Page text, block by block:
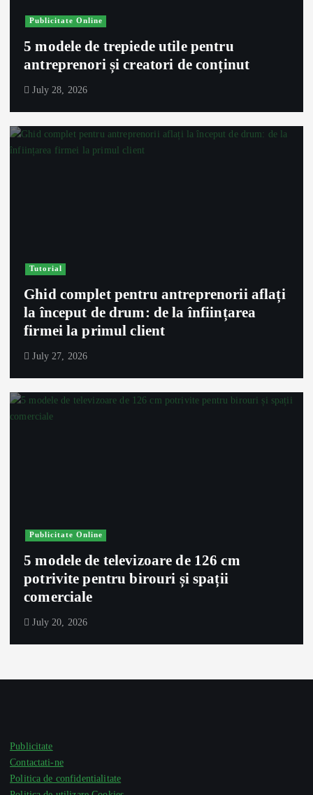
Publicitate Online
5 modele de trepiede utile pentru
antreprenori și creatori de conținut
July 28, 2026
Tutorial
Ghid complet pentru antreprenorii aflați
la început de drum: de la înființarea
firmei la primul client
July 27, 2026
Publicitate Online
5 modele de televizoare de 126 cm
potrivite pentru birouri și spații
comerciale
July 20, 2026
Publicitate
Contactati-ne
Politica de confidentialitate